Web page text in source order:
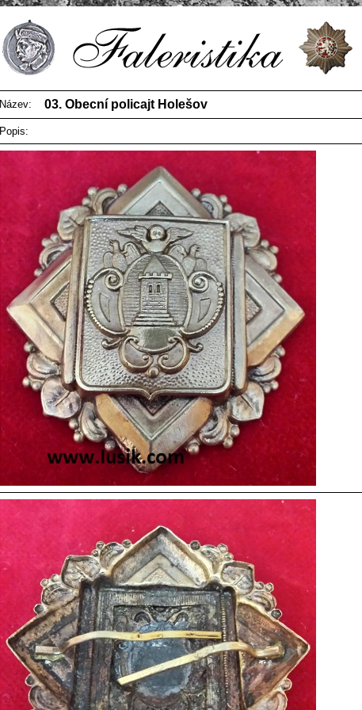
Název: 03. Obecní policajt Holešov
Popis: